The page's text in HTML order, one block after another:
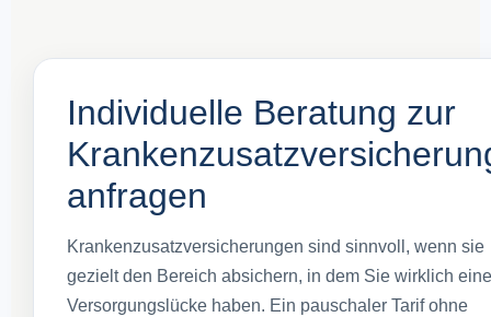
Individuelle Beratung zur
anfragen
Krankenzusatzversicherungen sind sinnvoll, wenn sie
gezielt den Bereich absichern, in dem Sie wirklich eine
Versorgungslücke haben. Ein pauschaler Tarif ohne